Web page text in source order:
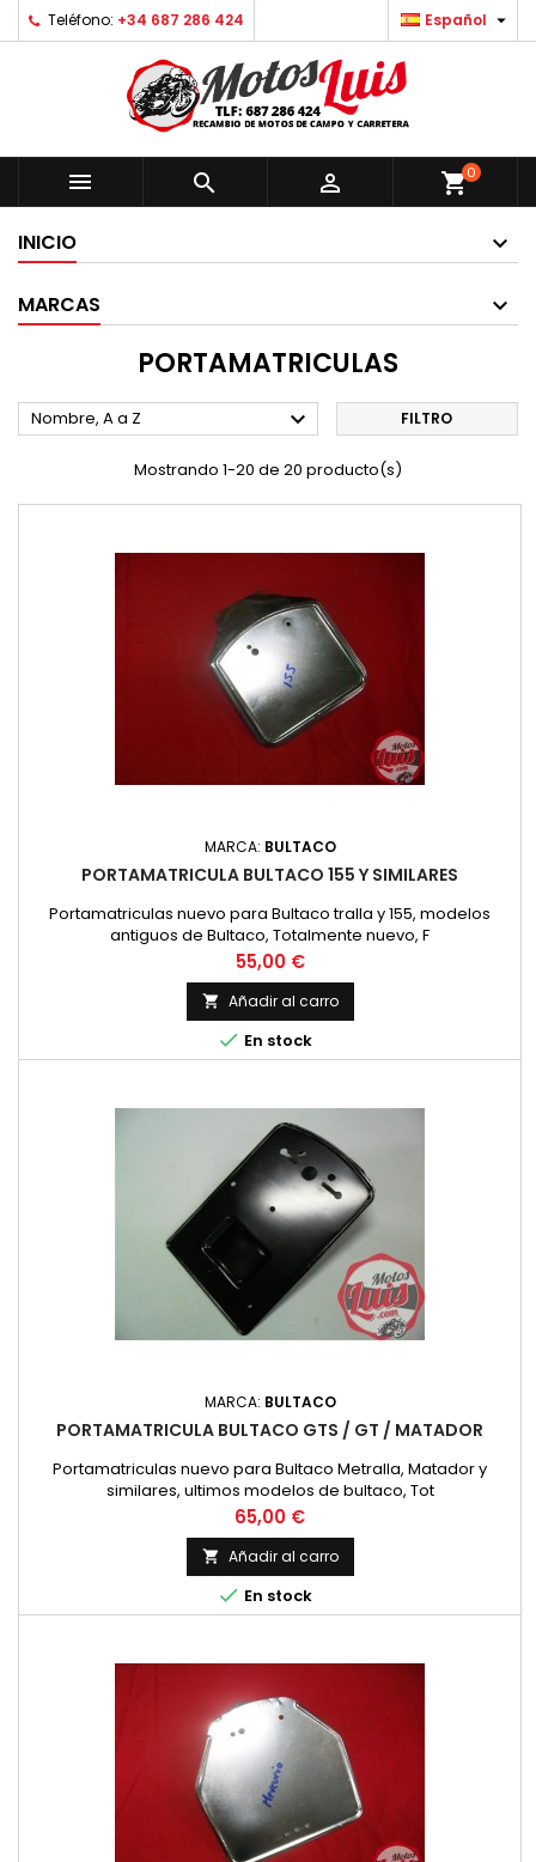
Teléfono: +34 687 286 424 Español 
   shopping_cart0
INICIO
MARCAS
PORTAMATRICULAS
Nombre, A a Z  FILTRO
Mostrando 1-20 de 20 producto(s)
MARCA: BULTACO
PORTAMATRICULA BULTACO 155 Y SIMILARES
Portamatriculas nuevo para Bultaco tralla y 155, modelos
antiguos de Bultaco, Totalmente nuevo, F
Precio
55,00 €
 Añadir al carro
 En stock
MARCA: BULTACO
PORTAMATRICULA BULTACO GTS / GT / MATADOR
Portamatriculas nuevo para Bultaco Metralla, Matador y
similares, ultimos modelos de bultaco, Tot
Precio
65,00 €
 Añadir al carro
 En stock